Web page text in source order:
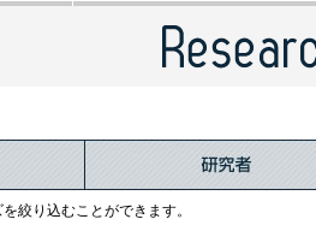
絞り込むことができます。